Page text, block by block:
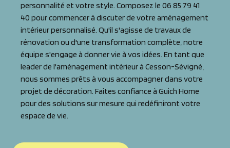
personnalité et votre style. Composez le 06 85 79 41
40 pour commencer à discuter de votre aménagement
intérieur personnalisé. Qu'il s'agisse de travaux de
rénovation ou d'une transformation complète, notre
équipe s'engage à donner vie à vos idées. En tant que
leader de l'aménagement intérieur à Cesson-Sévigné,
nous sommes prêts à vous accompagner dans votre
projet de décoration. Faites confiance à Guich Home
pour des solutions sur mesure qui redéfiniront votre
espace de vie.